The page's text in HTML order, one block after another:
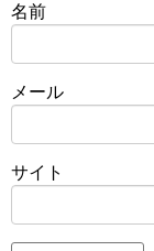
名前
メール
サイト